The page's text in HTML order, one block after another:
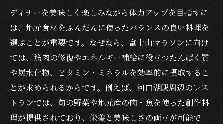
ディナーを美味しく楽しみながら体力アップを目指すに
は、地元食材をふんだんに使ったバランスの良い料理を
選ぶことが重要です。なぜなら、富士山マラソンに向け
ては、筋肉の修復やエネルギー補給に役立つたんぱく質
や炭水化物、ビタミン・ミネラルを効率的に摂取するこ
とが求められるからです。例えば、河口湖駅周辺のレス
トランでは、旬の野菜や地元産の肉・魚を使った創作料
理が提供されており、栄養と美味しさの両立が可能で